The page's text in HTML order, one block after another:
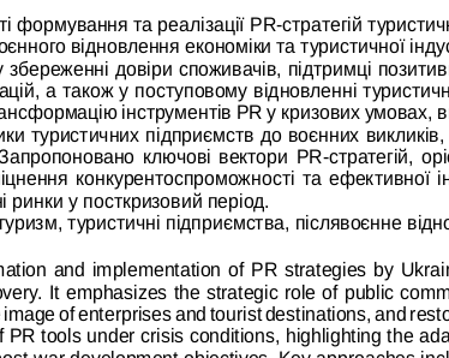
формування та реалізації PR-стратегій
відновлення економіки та туристичної
довіри споживачів, підтримці
а також у поступовому відновленні
інструментів PR у кризових умовах,
туристичних підприємств до воєнних
ключові вектори PR-стратегій,
конкурентоспроможності та ефективної
ринки у посткризовий період.
туристичні підприємства, післявоєнне
and implementation of PR strategies by
It emphasizes the strategic role of public
of enterprises and tourist destinations, and
tools under crisis conditions, highlighting the